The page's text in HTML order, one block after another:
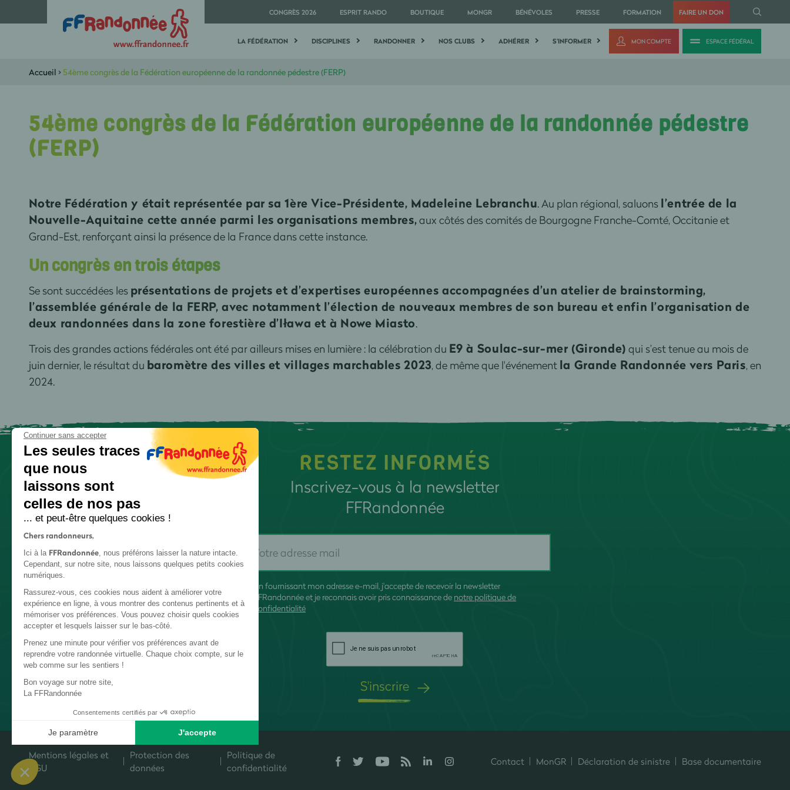
CONGRÈS 2026 ESPRIT RANDO BOUTIQUE MONGR BÉNÉVOLES PRESSE FORMATION FAIRE UN DON
LA FÉDÉRATION DISCIPLINES RANDONNER NOS CLUBS ADHÉRER S'INFORMER MON COMPTE ESPACE FÉDÉRAL
Accueil > 54ème congrès de la Fédération européenne de la randonnée pédestre (FERP)
54ème congrès de la Fédération européenne de la randonnée pédestre
(FERP)
Notre Fédération y était représentée par sa 1ère Vice-Présidente, Madeleine Lebranchu. Au plan régional, saluons l’entrée de la
Nouvelle-Aquitaine cette année parmi les organisations membres,aux côtés des comités de Bourgogne Franche-Comté, Occitanie et
Grand-Est, renforçant ainsi la présence de la France dans cette instance.
Un congrès en trois étapes
Se sont succédées les présentations de projets et d’expertises européennes accompagnées d’un atelier de brainstorming,
l’assemblée générale de la FERP, avec notamment l’élection de nouveaux membres de son bureau et enfin l’organisation de
deux randonnées dans la zone forestière d’Iława et à Nowe Miasto.
Trois des grandes actions fédérales ont été par ailleurs mises en lumière : la célébration du E9 à Soulac-sur-mer (Gironde) qui s’est tenue au mois de
juin dernier, le résultat du baromètre des villes et villages marchables 2023, de même que l'événement la Grande Randonnée vers Paris, en
2024.
RESTEZ INFORMÉS
Inscrivez-vous à la newsletter
FFRandonnée
En fournissant mon adresse e-mail, j'accepte de recevoir la newsletter
FFRandonnée et je reconnais avoir pris connaissance de notre politique de
confidentialité
S'inscrire
Mentions légales et
CGU
Protection des
données
Politique de
confidentialité
Contact MonGR Déclaration de sinistre Base documentaire
Continuer sans accepter
Les seules traces
que nous
laissons sont
celles de nos pas
... et peut-être quelques cookies !
Chers randonneurs,
Ici à la FFRandonnée, nous préférons laisser la nature intacte.
Cependant, sur notre site, nous laissons quelques petits cookies
numériques.
Rassurez-vous, ces cookies nous aident à améliorer votre
expérience en ligne, à vous montrer des contenus pertinents et à
mémoriser vos préférences. Vous pouvez choisir quels cookies
accepter et lesquels laisser sur le bas-côté.
Prenez une minute pour vérifier vos préférences avant de
reprendre votre randonnée virtuelle. Chaque choix compte, sur le
web comme sur les sentiers !
Bon voyage sur notre site,
La FFRandonnée
Consentements certifiés par
Je paramètre
J'accepte
Axeptio consent
Plateforme de Gestion du Consentement : Personnalisez vos Options
Notre plateforme vous permet d'adapter et de gérer vos paramètres de confidentialité, en garantissant la conformité avec les réglementations. Personnalisez vos préférences pour contrôler la manière dont vos